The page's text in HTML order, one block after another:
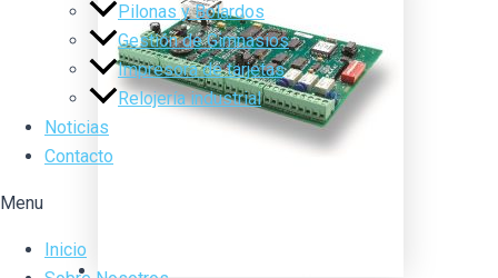
Pilonas y Bolardos
Gestión de Gimnasios
Impresora de tarjetas
Relojería industrial
Noticias
Contacto
Menu
Inicio